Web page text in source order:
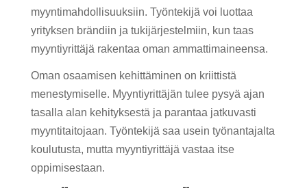
myyntimahdollisuuksiin. Työntekijä voi luottaa
yrityksen brändiin ja tukijärjestelmiin, kun taas
myyntiyrittäjä rakentaa oman ammattimaineensa.
Oman osaamisen kehittäminen on kriittistä
menestymiselle. Myyntiyrittäjän tulee pysyä ajan
tasalla alan kehityksestä ja parantaa jatkuvasti
myyntitaitojaan. Työntekijä saa usein työnantajalta
koulutusta, mutta myyntiyrittäjä vastaa itse
oppimisestaan.